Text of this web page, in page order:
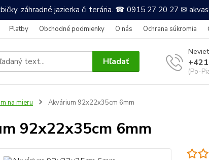
záhradné jazierka či terária. ☎ 0915 27 20 27 ✉
Platby Obchodné podmienky O nás Ochrana súkromia
Hľadať
(Po-
na mieru Akvárium 92x22x35cm 6mm
92x22x35cm 6mm